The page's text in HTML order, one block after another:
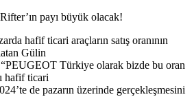
payı büyük olacak!
hafif ticari araçların satış oranının
Gülin
Türkiye olarak bizde bu oran
hafif ticari
de pazarın üzerinde gerçekleşmesini